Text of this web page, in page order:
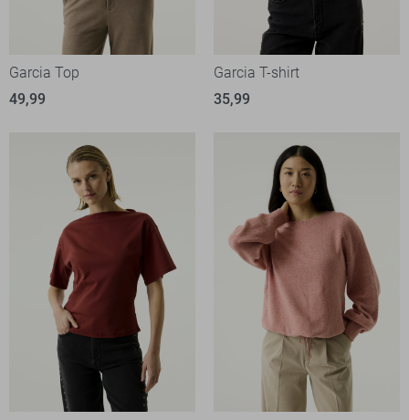
Garcia Top
49,99
Garcia T-shirt
35,99